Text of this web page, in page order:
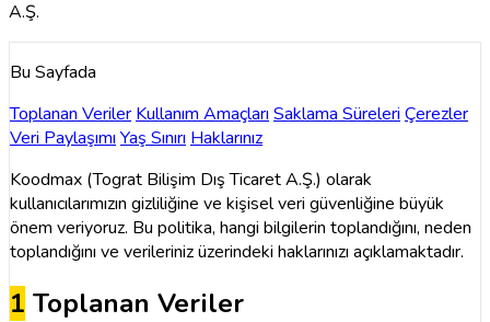
A.Ş.
Bu Sayfada
Toplanan Veriler Kullanım Amaçları Saklama Süreleri Çerezler
Veri Paylaşımı Yaş Sınırı Haklarınız
Koodmax (Tograt Bilişim Dış Ticaret A.Ş.) olarak
kullanıcılarımızın gizliliğine ve kişisel veri güvenliğine büyük
önem veriyoruz. Bu politika, hangi bilgilerin toplandığını, neden
toplandığını ve verileriniz üzerindeki haklarınızı açıklamaktadır.
1 Toplanan Veriler